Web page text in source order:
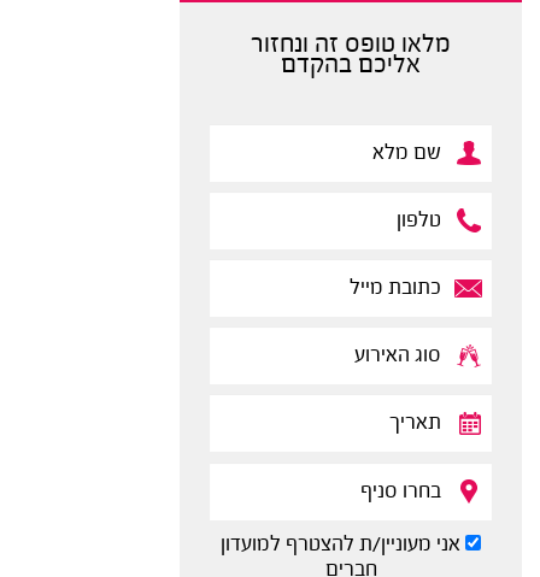
מלאו טופס זה ונחזור
אליכם בהקדם
אני מעוניין/ת להצטרף למועדון
חברים